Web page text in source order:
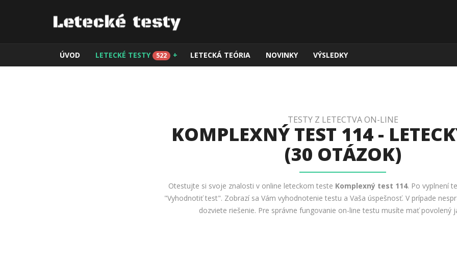
ÚVOD LETECKÉ TESTY 522 + LETECKÁ TEÓRIA NOVINKY VÝSLEDKY
TESTY Z LETECTVA ON-LINE
KOMPLEXNÝ TEST 114 -
(30 OTÁZOK)
Otestujte si svoje znalosti v online leteckom teste Komplexný test 114. Po vyplnení
"Vyhodnotiť test". Zobrazí sa Vám vyhodnotenie testu a Vaša úspešnosť. V prípade
dozviete riešenie. Pre správne fungovanie on-line testu musíte mať povolený